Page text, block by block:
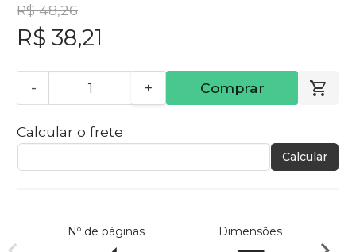
R$ 48,26
R$ 38,21
- + Comprar
Calcular o frete
Calcular
Nº de páginas Dimensões